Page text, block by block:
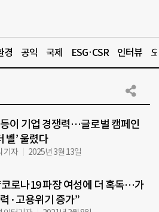
경 공익 국제 ESG·CSR 인터뷰
이 기업 경쟁력…글로벌 캠페인
벨’ 울렸다
기자 2025년 3월 13일
코로나19 파장 여성에 더 혹독…가
·고용위기 증가”